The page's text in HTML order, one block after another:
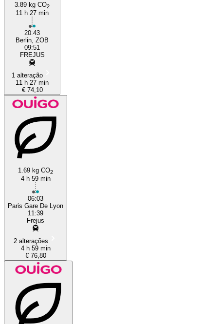
3.89 kg CO2
11 h 27 min
20:43
Berlin, ZOB
09:51
FREJUS
1 alteração
11 h 27 min
€ 74,10
1.69 kg CO2
4 h 59 min
06:03
Paris Gare De Lyon
11:39
Frejus
2 alterações
4 h 59 min
€ 76,80